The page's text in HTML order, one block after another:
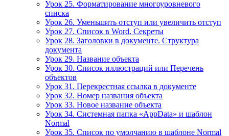
Урок 25. Форматирование многоуровневого
списка
Урок 26. Уменьшить отступ или увеличить отступ
Урок 27. Список в Word. Секреты
Урок 28. Заголовки в документе. Структура
документа
Урок 29. Название объекта
Урок 30. Список иллюстраций или Перечень
объектов
Урок 31. Перекрестная ссылка в документе
Урок 32. Номер названия объекта
Урок 33. Новое название объекта
Урок 34. Системная папка «AppData» и шаблон
Normal
Урок 35. Список по умолчанию в шаблоне Normal